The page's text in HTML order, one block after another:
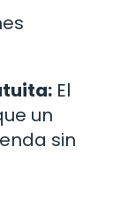
El
un
sin